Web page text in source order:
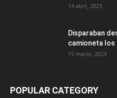
14 abril, 2023
Disparaban
camioneta
15 marzo, 2023
POPULAR CATEGORY